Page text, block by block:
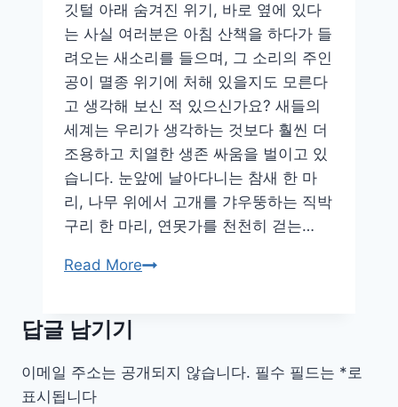
먼
저
알
아
보
는
치
유
의
공
깃털 아래 숨겨진 위기, 바로 옆에 있다
는 사실 여러분은 아침 산책을 하다가 들
려오는 새소리를 들으며, 그 소리의 주인
공이 멸종 위기에 처해 있을지도 모른다
고 생각해 보신 적 있으신가요? 새들의
세계는 우리가 생각하는 것보다 훨씬 더
조용하고 치열한 생존 싸움을 벌이고 있
습니다. 눈앞에 날아다니는 참새 한 마
리, 나무 위에서 고개를 갸우뚱하는 직박
구리 한 마리, 연못가를 천천히 걷는…
Read More저
참
답글 남기기
이메일 주소는 공개되지 않습니다. 필수 필드는 *로
표시됩니다